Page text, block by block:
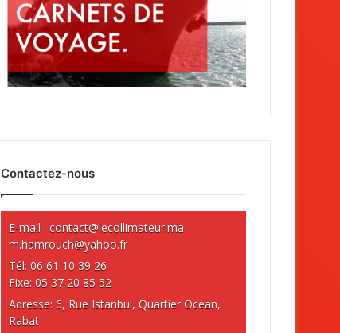
Contactez-nous
E-mail :contact@lecollimateur.ma
m.hamrouch@yahoo.fr
Tél: 06 61 10 39 26
Fixe: 05 37 20 85 52
Adresse: 6, Rue Istanbul, Quartier Océan,
Rabat